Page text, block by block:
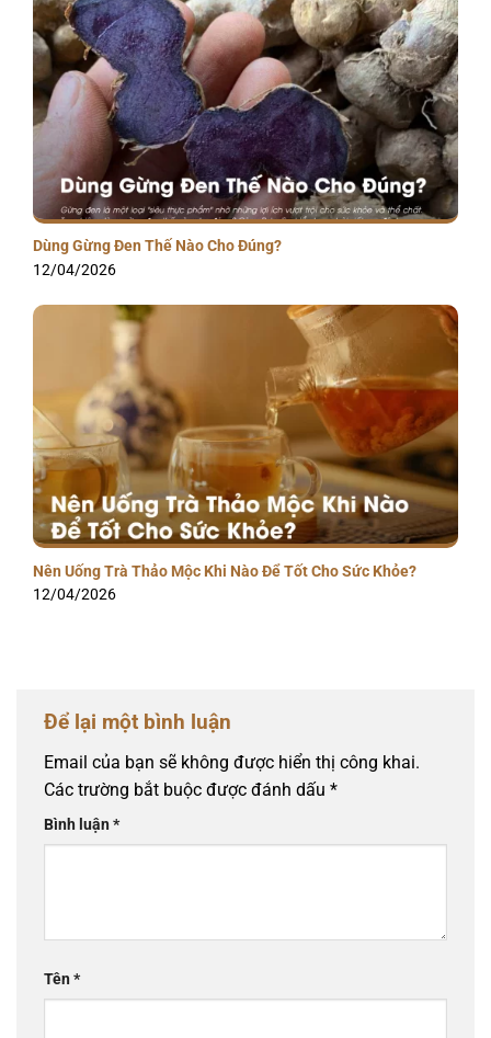
Dùng Gừng Đen Thế Nào Cho Đúng?
12/04/2026
Nên Uống Trà Thảo Mộc Khi Nào Để Tốt Cho Sức Khỏe?
12/04/2026
Để lại một bình luận
Email của bạn sẽ không được hiển thị công khai.
Các trường bắt buộc được đánh dấu *
Bình luận*
Tên*